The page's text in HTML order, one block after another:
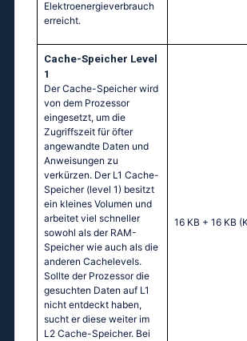
Elektroenergieverbrauch
erreicht.
Cache-Speicher Level
1
Der Cache-Speicher wird
von dem Prozessor
eingesetzt, um die
Zugriffszeit für öfter
angewandte Daten und
Anweisungen zu
verkürzen. Der L1 Cache-
Speicher (level 1) besitzt
ein kleines Volumen und
arbeitet viel schneller
sowohl als der RAM-
Speicher wie auch als die
anderen Cachelevels.
Sollte der Prozessor die
gesuchten Daten auf L1
nicht entdeckt haben,
sucht er diese weiter im
L2 Cache-Speicher. Bei
16 KB + 16 KB